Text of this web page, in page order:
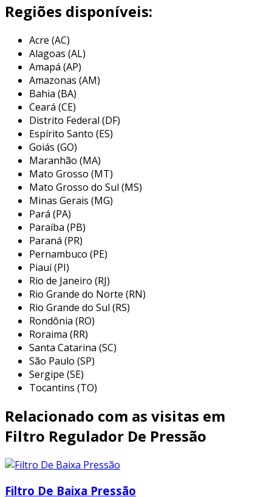
além de filtrar o ar, esses dispositivos também
comprimido atenda às especificações
necessárias para o funcionamento eficiente dos
equipamentos. isso se traduz em maior
produtividade e redução de falhas, uma vez que
um ar de qualidade superior é fundamental
para a operação ideal de vastos sistemas
industriais.
principais aplicações do filtro
regulador de ar
os filtros reguladores de ar são amplamente
utilizados em diversos setores industriais, onde
o ar comprimido desempenha um papel crucial
nos processos de produção. sua versatilidade
permite que sejam aplicados em diferentes
situações, incluindo:
indústria automotiva:utilizados em
sistemas de pintura e montagem, onde a
qualidade do ar é fundamental para
acabamentos perfeitos e para a operação
de ferramentas pneumáticas.
setor alimentício:
alimentos e bebidas, onde a contaminação
produtos finais.
manufatura de componentes
eletrônicos:
oxidação e garantir a integridade dos
Regiões disponíveis:
Acre (AC)
Alagoas (AL)
Amapá (AP)
Amazonas (AM)
Bahia (BA)
Ceará (CE)
Distrito Federal (DF)
Espírito Santo (ES)
Goiás (GO)
Maranhão (MA)
Mato Grosso (MT)
Mato Grosso do Sul (MS)
Minas Gerais (MG)
Pará (PA)
Paraíba (PB)
Paraná (PR)
Pernambuco (PE)
Piauí (PI)
Rio de Janeiro (RJ)
Rio Grande do Norte (RN)
Rio Grande do Sul (RS)
Rondônia (RO)
Roraima (RR)
Santa Catarina (SC)
São Paulo (SP)
Sergipe (SE)
Tocantins (TO)
Relacionado com as visitas em
Filtro Regulador De Pressão
Filtro De Baixa Pressão